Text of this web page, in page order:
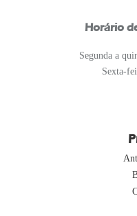
Horário
Segunda a
Sexta-